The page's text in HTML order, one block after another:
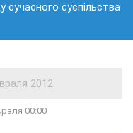
сучасного суспільства
00:00